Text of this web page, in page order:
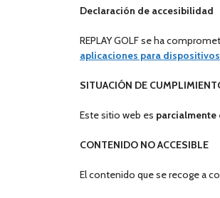
Declaración de accesibilidad
REPLAY GOLF se ha
aplicaciones para
SITUACIÓN DE
Este sitio web es parcialmente
CONTENIDO NO ACCESIBLE
El contenido que se recoge a